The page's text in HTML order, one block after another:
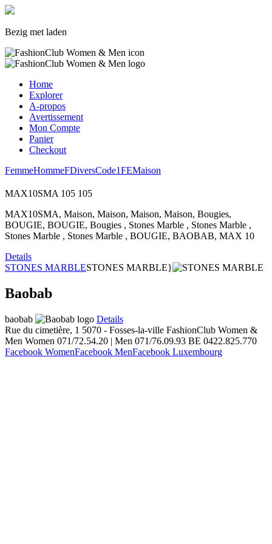
Bezig met laden
Home
Explorer
A-propos
Avertissement
Mon Compte
Panier
Checkout
FemmeHommeFDiversCode1FEMaison
MAX10SMA 105 105
MAX10SMA, Maison, Maison, Maison, Maison, Bougies,
BOUGIE, BOUGIE, Bougies , Stones Marble , Stones Marble ,
Stones Marble , Stones Marble , BOUGIE, BAOBAB, MAX 10
Details
STONES MARBLESTONES MARBLE}
Baobab
baobab
Details
Rue du cimetière, 1 5070 - Fosses-la-ville FashionClub Women &
Men Women 071/72.54.20 | Men 071/76.09.93 BE 0422.825.770
Facebook WomenFacebook MenFacebook Luxembourg